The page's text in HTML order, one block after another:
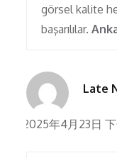
görsel kalite
başarılılar.
Late
2025年4月23日